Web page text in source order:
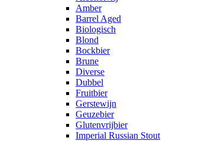
Amber
Barrel Aged
Biologisch
Blond
Bockbier
Brune
Diverse
Dubbel
Fruitbier
Gerstewijn
Geuzebier
Glutenvrijbier
Imperial Russian Stout